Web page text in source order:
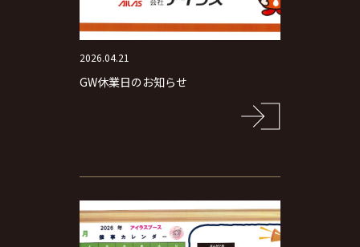
2026.04.21
GW休業日のお知らせ